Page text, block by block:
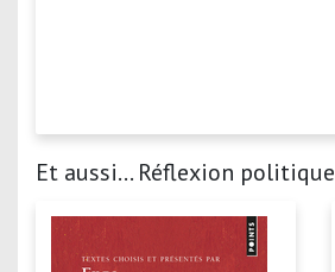
Et aussi... Réflexion politique